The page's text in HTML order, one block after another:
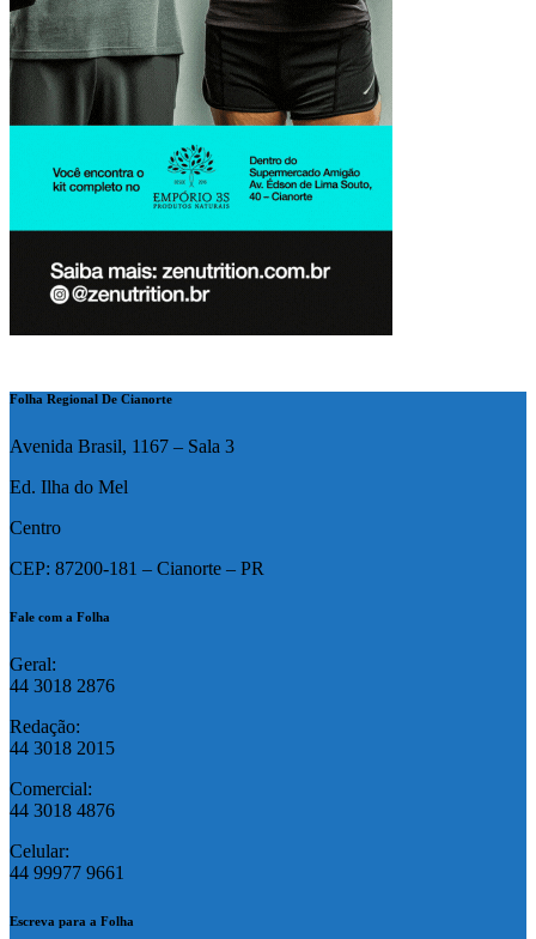
Folha Regional De Cianorte
Avenida Brasil, 1167 – Sala 3
Ed. Ilha do Mel
Centro
CEP: 87200-181 – Cianorte – PR
Fale com a Folha
Geral:
44 3018 2876
Redação:
44 3018 2015
Comercial:
44 3018 4876
Celular:
44 99977 9661
Escreva para a Folha